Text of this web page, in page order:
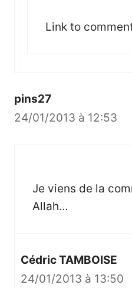
Link to
pins27
24/01/2013 à 12:53
Je viens de la
Allah…
Cédric TAMBOISE
24/01/2013 à 13:50